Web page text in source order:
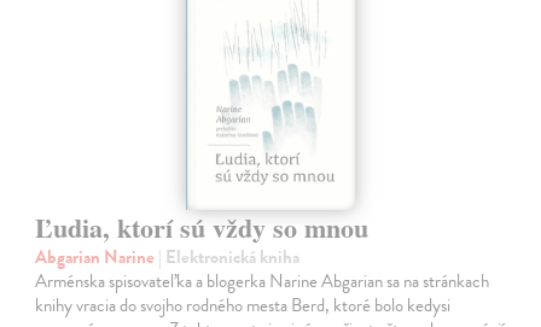
Ľudia, ktorí sú vždy so mnou
Abgarian Narine | Elektronická kniha
Arménska spisovateľka a blogerka Narine Abgarian sa na stránkach
knihy vracia do svojho rodného mesta Berd, ktoré bolo kedysi